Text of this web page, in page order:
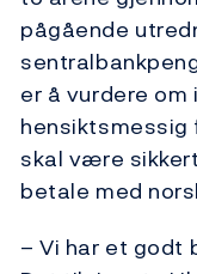
pågående
er å vurdere
skal være
betale med
– Vi har et godt